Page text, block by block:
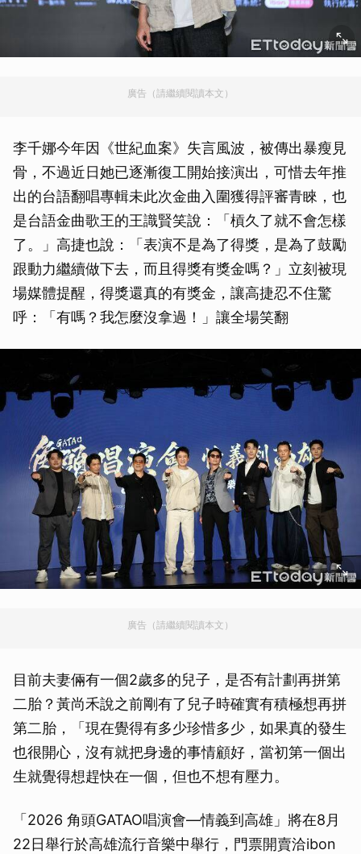
廣告（請繼續閱讀本文）
李千娜今年因《世紀血案》失言風波，被傳出暴瘦見
骨，不過近日她已逐漸復工開始接演出，可惜去年推
出的台語翻唱專輯未此次金曲入圍獲得評審青睞，也
是台語金曲歌王的王識賢笑說：「槓久了就不會怎樣
了。」高捷也說：「表演不是為了得獎，是為了鼓勵
跟動力繼續做下去，而且得獎有獎金嗎？」立刻被現
場媒體提醒，得獎還真的有獎金，讓高捷忍不住驚
呼：「有嗎？我怎麼沒拿過！」讓全場笑翻
廣告（請繼續閱讀本文）
目前夫妻倆有一個2歲多的兒子，是否有計劃再拼第
二胎？黃尚禾說之前剛有了兒子時確實有積極想再拼
第二胎，「現在覺得有多少珍惜多少，如果真的發生
也很開心，沒有就把身邊的事情顧好，當初第一個出
生就覺得想趕快在一個，但也不想有壓力。
「2026 角頭GATAO唱演會—情義到高雄」將在8月
22日舉行於高雄流行音樂中舉行，門票開賣洽ibon